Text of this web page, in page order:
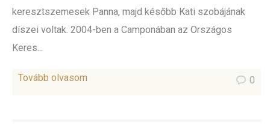
keresztszemesek Panna, majd később Kati szobájának
díszei voltak. 2004-ben a Camponában az Országos
Keres...
Tovább olvasom 0